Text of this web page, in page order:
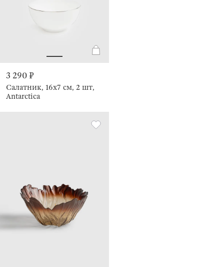
3 290 ₽
Салатник, 16х7 см, 2 шт,
Antarctica